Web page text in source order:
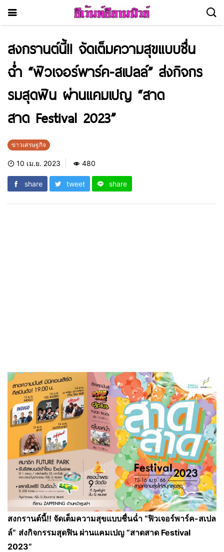
สงกรานต์นี้!! จัดเต็มความสุขแบบชื่น
ฉ่ำ “ฟิวเจอร์พาร์ค-สเปลล์” ส่งกิจกร
รมสุดฟิน ผ่านแคมเปญ “สาด
สาด Festival 2023”
ข่าวเศรษฐกิจ
10 เม.ย. 2023 480
share tweet share
สงกรานต์นี้!! จัดเต็มความสุขแบบชื่นฉ่ำ “ฟิวเจอร์พาร์ค-สเปล
ล์” ส่งกิจกรรมสุดฟิน ผ่านแคมเปญ “สาดสาด Festival
2023”